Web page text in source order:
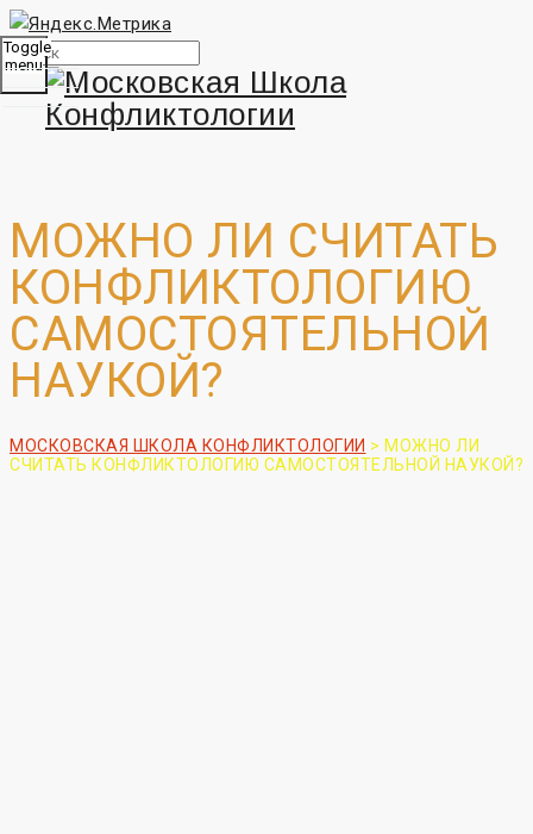
Toggle
menu
МОЖНО ЛИ СЧИТАТЬ
КОНФЛИКТОЛОГИЮ
САМОСТОЯТЕЛЬНОЙ
НАУКОЙ?
МОСКОВСКАЯ ШКОЛА КОНФЛИКТОЛОГИИ > МОЖНО ЛИ
СЧИТАТЬ КОНФЛИКТОЛОГИЮ САМОСТОЯТЕЛЬНОЙ НАУКОЙ?